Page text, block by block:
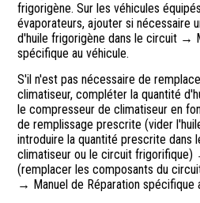
frigorigène. Sur les véhicules
évaporateurs, ajouter si nécessaire
d'huile frigorigène dans le circuit →
spécifique au véhicule.
S'il n'est pas nécessaire de
climatiseur, compléter la quantité
le compresseur de climatiseur en
de remplissage prescrite (vider
introduire la quantité prescrite dans
climatiseur ou le circuit frigorifique)
(remplacer les composants du
→ Manuel de Réparation spécifique